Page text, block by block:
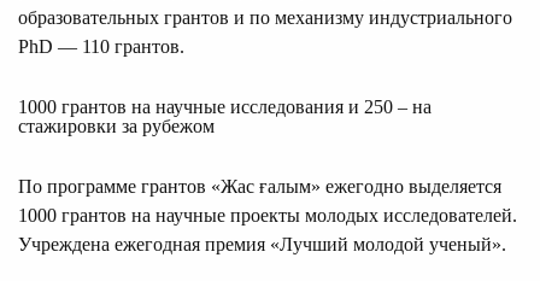
образовательных грантов и по механизму индустриального
PhD — 110 грантов.
1000 грантов на научные исследования и 250 – на
стажировки за рубежом
По программе грантов «Жас ғалым» ежегодно выделяется
1000 грантов на научные проекты молодых исследователей.
Учреждена ежегодная премия «Лучший молодой ученый».